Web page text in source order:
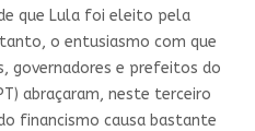
que Lula foi eleito pela
o entusiasmo com que
governadores e prefeitos do
abraçaram, neste terceiro
financismo causa bastante